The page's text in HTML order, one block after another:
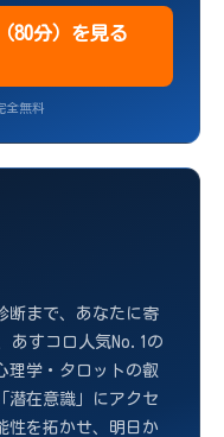
80分）を見る
全無料
断まで、あなたに寄
すコロ人気No.1の
理学・タロットの叡
潜在意識」にアクセ
性を拓かせ、明日か